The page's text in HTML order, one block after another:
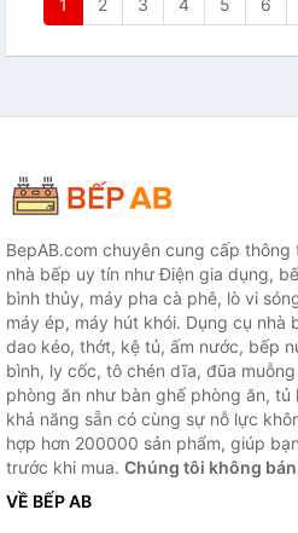
1 2 3 4 5 6
BepAB.com chuyên cung cấp
nhà bếp uy tín như Điện gia dụng,
bình thủy, máy pha cà phê, lò vi
máy ép, máy hút khói. Dụng cụ nhà
dao kéo, thớt, kệ tủ, ấm nước, bếp
bình, ly cốc, tô chén dĩa, đũa
phòng ăn như bàn ghế phòng ăn,
khả năng sẵn có cùng sự nỗ lực
hợp hơn 200000 sản phẩm, giúp
trước khi mua. Chúng tôi không
VỀ BẾP AB